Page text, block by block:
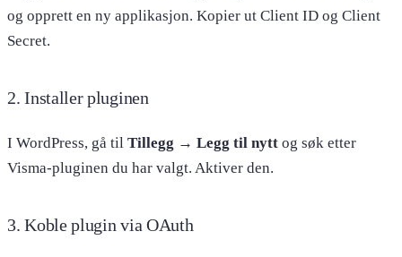
og opprett en ny applikasjon. Kopier ut Client ID og Client
Secret.
2. Installer pluginen
I WordPress, gå til Tillegg → Legg til nytt og søk etter
Visma-pluginen du har valgt. Aktiver den.
3. Koble plugin via OAuth